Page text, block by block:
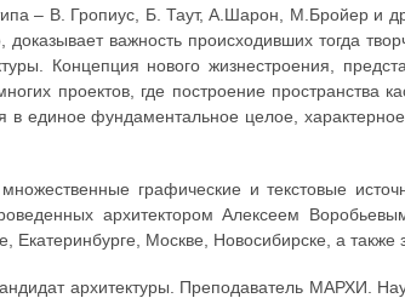
– В. Гропиус, Б. Таут, А.Шарон, М.Бройер и
важность происходивших тогда
Концепция нового жизнестроения,
проектов, где построение пространства
в единое фундаментальное целое,
графические и текстовые
архитектором Алексеем
Екатеринбурге, Москве, Новосибирске, а также
архитектуры. Преподаватель МАРХИ.